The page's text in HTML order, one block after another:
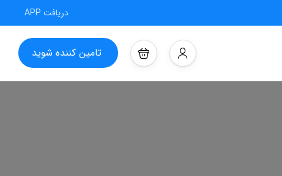
دریافت APP
تامین کننده شوید